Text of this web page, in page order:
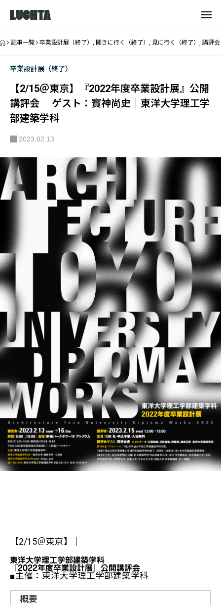
記事一覧 卒業設計展（終了）, 聞きに行く（終了）, 見に行く（終了）,講評
卒業設計展（終了）
【2/15＠東京】『2022年度卒業設計展』公開
講評会 ゲスト：寳神尚史｜東洋大学理工学
部建築学科
2023.02.13
【2/15＠東京】｜
東洋大学理工学部建築学科
『2022年度卒業設計展』公開講評会
■主催：東洋大学理工学部建築学科
概要